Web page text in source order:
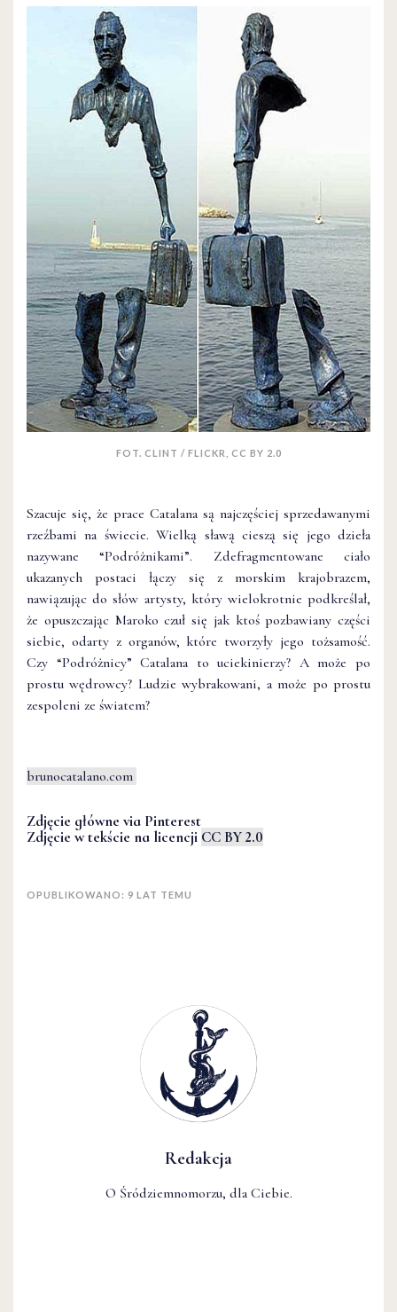
Redakcja
O Śródziemnomorzu, dla Ciebie.
FOT. CLINT / FLICKR, CC BY 2.0
Szacuje się, że prace Catalana są najczęściej sprzedawanymi
rzeźbami na świecie. Wielką sławą cieszą się jego dzieła
nazywane “Podróżnikami”. Zdefragmentowane ciało
ukazanych postaci łączy się z morskim krajobrazem,
nawiązując do słów artysty, który wielokrotnie podkreślał,
że opuszczając Maroko czuł się jak ktoś pozbawiany części
siebie, odarty z organów, które tworzyły jego tożsamość.
Czy “Podróżnicy” Catalana to uciekinierzy? A może po
prostu wędrowcy? Ludzie wybrakowani, a może po prostu
zespoleni ze światem?
brunocatalano.com
Zdjęcie główne via Pinterest
Zdjęcie w tekście na licencji CC BY 2.0
OPUBLIKOWANO: 9 LAT TEMU